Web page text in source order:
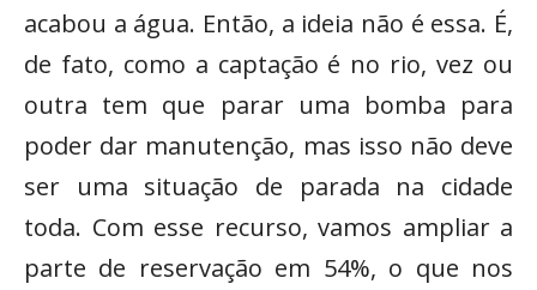
acabou a água. Então, a ideia não é essa. É,
de fato, como a captação é no rio, vez ou
outra tem que parar uma bomba para
poder dar manutenção, mas isso não deve
ser uma situação de parada na cidade
toda. Com esse recurso, vamos ampliar a
parte de reservação em 54%, o que nos